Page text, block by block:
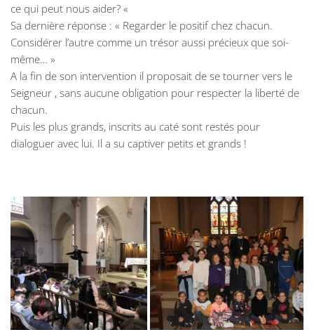
ce qui peut nous aider? «
Sa dernière réponse : « Regarder le positif chez chacun.
Considérer l’autre comme un trésor aussi précieux que soi-
même… »
A la fin de son intervention il proposait de se tourner vers le
Seigneur , sans aucune obligation pour respecter la liberté de
chacun.
Puis les plus grands, inscrits au caté sont restés pour
dialoguer avec lui. Il a su captiver petits et grands !